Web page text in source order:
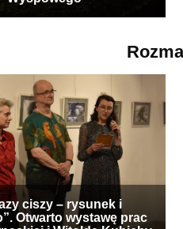
Wyspowego
ciszy – rysunek i
Otwarto wystawę prac